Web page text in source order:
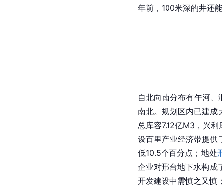
年前，100米深的井还
自北向南分布有午河、
南北。规划区内已建成
总库容7.12亿M3 ，兴
设百里产业经济带提供
低10.5个百分点；地处
企业对邢台地下水构成
开发建设中需慎之又慎